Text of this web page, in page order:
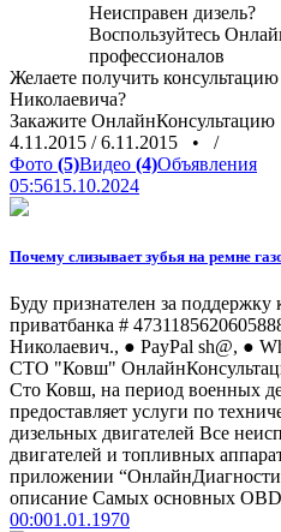
Неисправен дизель?
Воспользуйтесь
профессионалов
Желаете получить
Николаевича?
Закажите ОнлайнКонсультацию
4.11.2015 /6.11.2015 •
/
Фото (5)Видео (4)Объявления
05:5615.10.2024
Почему слизывает зубья на ремне
Буду признателен за поддержку
приватбанка #
Николаевич., ● PayPal sh@, ●
СТО "Ковш"
Сто Ковш, на период военных
предоставляет услуги по
дизельных двигателей Все
двигателей и топливных
приложении
описание Самых основных
00:001.01.1970